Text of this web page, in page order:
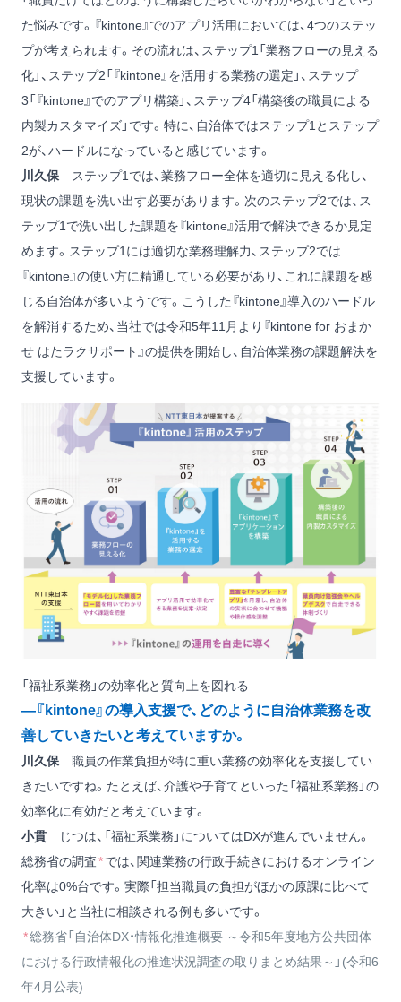
た悩みです。『kintone』でのアプリ活用においては、4つのステッ
プが考えられます。その流れは、ステップ1「業務フローの見える
化」、ステップ2「『kintone』を活用する業務の選定」、ステップ
3「『kintone』でのアプリ構築」、ステップ4「構築後の職員による
内製カスタマイズ」です。特に、自治体ではステップ1とステップ
2が、ハードルになっていると感じています。
川久保 ステップ1では、業務フロー全体を適切に見える化し、
現状の課題を洗い出す必要があります。次のステップ2では、ス
テップ1で洗い出した課題を『kintone』活用で解決できるか見定
めます。ステップ1には適切な業務理解力、ステップ2では
『kintone』の使い方に精通している必要があり、これに課題を感
じる自治体が多いようです。こうした『kintone』導入のハードル
を解消するため、当社では令和5年11月より『kintone for おまか
せ はたラクサポート』の提供を開始し、自治体業務の課題解決を
支援しています。
「福祉系業務」の効率化と質向上を図れる
―『kintone』の導入支援で、どのように自治体業務を改
善していきたいと考えていますか。
川久保 職員の作業負担が特に重い業務の効率化を支援してい
きたいですね。たとえば、介護や子育てといった「福祉系業務」の
効率化に有効だと考えています。
小貫 じつは、「福祉系業務」についてはDXが進んでいません。
総務省の調査*では、関連業務の行政手続きにおけるオンライン
化率は0%台です。実際「担当職員の負担がほかの原課に比べて
大きい」と当社に相談される例も多いです。
*総務省「⾃治体DX・情報化推進概要 ～令和5年度地方公共団体
における⾏政情報化の推進状況調査の取りまとめ結果～」(令和6
年4月公表)